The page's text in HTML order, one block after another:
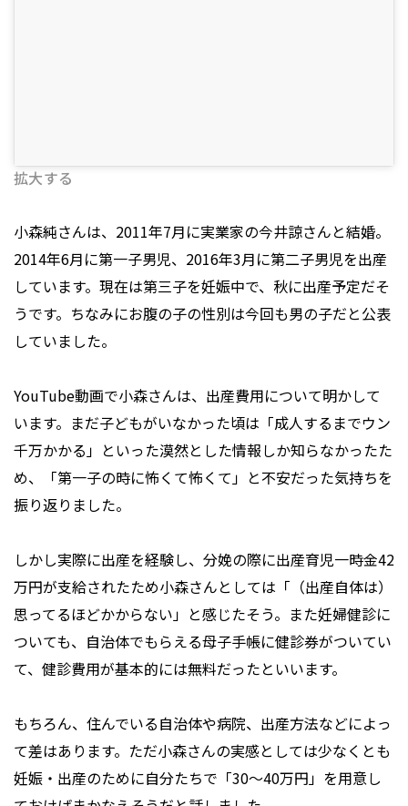
拡大する
小森純さんは、2011年7月に実業家の今井諒さんと結婚。
2014年6月に第一子男児、2016年3月に第二子男児を出産
しています。現在は第三子を妊娠中で、秋に出産予定だそ
うです。ちなみにお腹の子の性別は今回も男の子だと公表
していました。
YouTube動画で小森さんは、出産費用について明かして
います。まだ子どもがいなかった頃は「成人するまでウン
千万かかる」といった漠然とした情報しか知らなかったた
め、「第一子の時に怖くて怖くて」と不安だった気持ちを
振り返りました。
しかし実際に出産を経験し、分娩の際に出産育児一時金42
万円が支給されたため小森さんとしては「（出産自体は）
思ってるほどかからない」と感じたそう。また妊婦健診に
ついても、自治体でもらえる母子手帳に健診券がついてい
て、健診費用が基本的には無料だったといいます。
もちろん、住んでいる自治体や病院、出産方法などによっ
て差はあります。ただ小森さんの実感としては少なくとも
妊娠・出産のために自分たちで「30〜40万円」を用意し